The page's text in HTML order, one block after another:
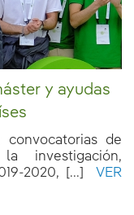
y ayudas
convocatorias de
investigación,
2020, [...]
VER